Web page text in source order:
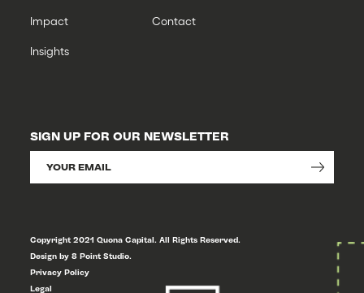
Impact
Insights
Contact
SIGN UP FOR OUR NEWSLETTER
Copyright 2021 Quona Capital. All Rights Reserved.
Design by 8 Point Studio.
Privacy Policy
Legal